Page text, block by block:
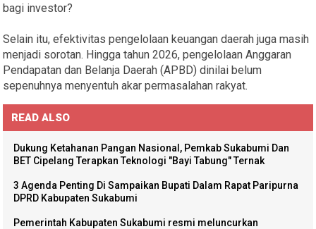
bagi investor?
Selain itu, efektivitas pengelolaan keuangan daerah juga masih
menjadi sorotan. Hingga tahun 2026, pengelolaan Anggaran
Pendapatan dan Belanja Daerah (APBD) dinilai belum
sepenuhnya menyentuh akar permasalahan rakyat.
READ ALSO
Dukung Ketahanan Pangan Nasional, Pemkab Sukabumi Dan
BET Cipelang Terapkan Teknologi "Bayi Tabung" Ternak
3 Agenda Penting Di Sampaikan Bupati Dalam Rapat Paripurna
DPRD Kabupaten Sukabumi
Pemerintah Kabupaten Sukabumi resmi meluncurkan